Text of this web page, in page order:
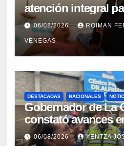
atención integral
con discapacidad
campamentos de
06/08/2026 ROIMAN
VENEGAS
DESTACADAS NACIONALES
Gobernador de La
constató avances
rehabilitación del
06/08/2026 YENTZA